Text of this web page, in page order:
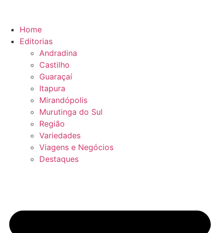
conteúdo
Home
Editorias
Andradina
Castilho
Guaraçaí
Itapura
Mirandópolis
Murutinga do Sul
Região
Variedades
Viagens e Negócios
Destaques